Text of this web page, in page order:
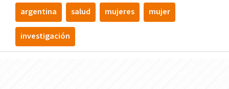
argentina salud mujeres mujer
investigación